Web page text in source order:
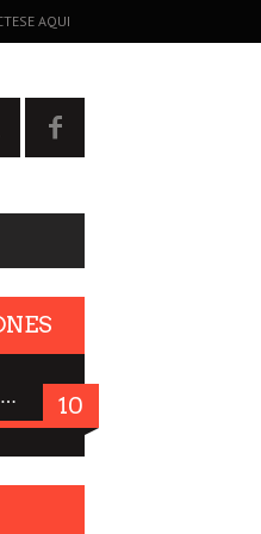
AQUI
LA BRUJULA N°15 – CUANDO LA CIENCIA MIRA AL CIELO, DRA. ELISABETH KÜBLER-ROSS 10